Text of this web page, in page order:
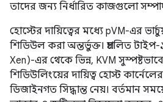
তাদের জন্য নির্ধারিত কাজগুলো
হোস্টের দায়িত্বের মধ্যে pVM-এর
শিডিউল করা অন্তর্ভুক্ত। প্রচলিত
Xen)-এর থেকে ভিন্ন, KVM
শিডিউলিংয়ের দায়িত্ব হোস্ট
ডিজাইনগত সিদ্ধান্ত নেয়। বর্তমান